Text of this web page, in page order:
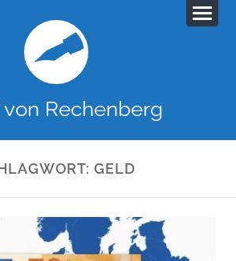
Rechenberg
GELD